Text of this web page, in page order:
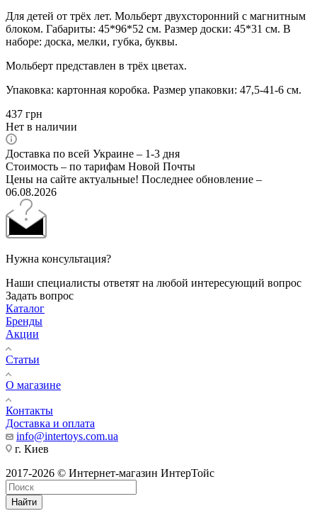
Для детей от трёх лет. Мольберт двухсторонний с магнитным
блоком. Габариты: 45*96*52 см. Размер доски: 45*31 см. В
наборе: доска, мелки, губка, буквы.
Мольберт представлен в трёх цветах.
Упаковка: картонная коробка. Размер упаковки: 47,5-41-6 см.
437 грн
Нет в наличии
Доставка по всей Украине – 1-3 дня
Стоимость – по тарифам Новой Почты
Цены на сайте актуальные! Последнее обновление –
06.08.2026
Нужна консультация?
Наши специалисты ответят на любой интересующий вопрос
Задать вопрос
Каталог
Бренды
Акции
Статьи
О магазине
Контакты
Доставка и оплата
info@intertoys.com.ua
г. Киев
2017-2026 © Интернет-магазин ИнтерТойс
Найти